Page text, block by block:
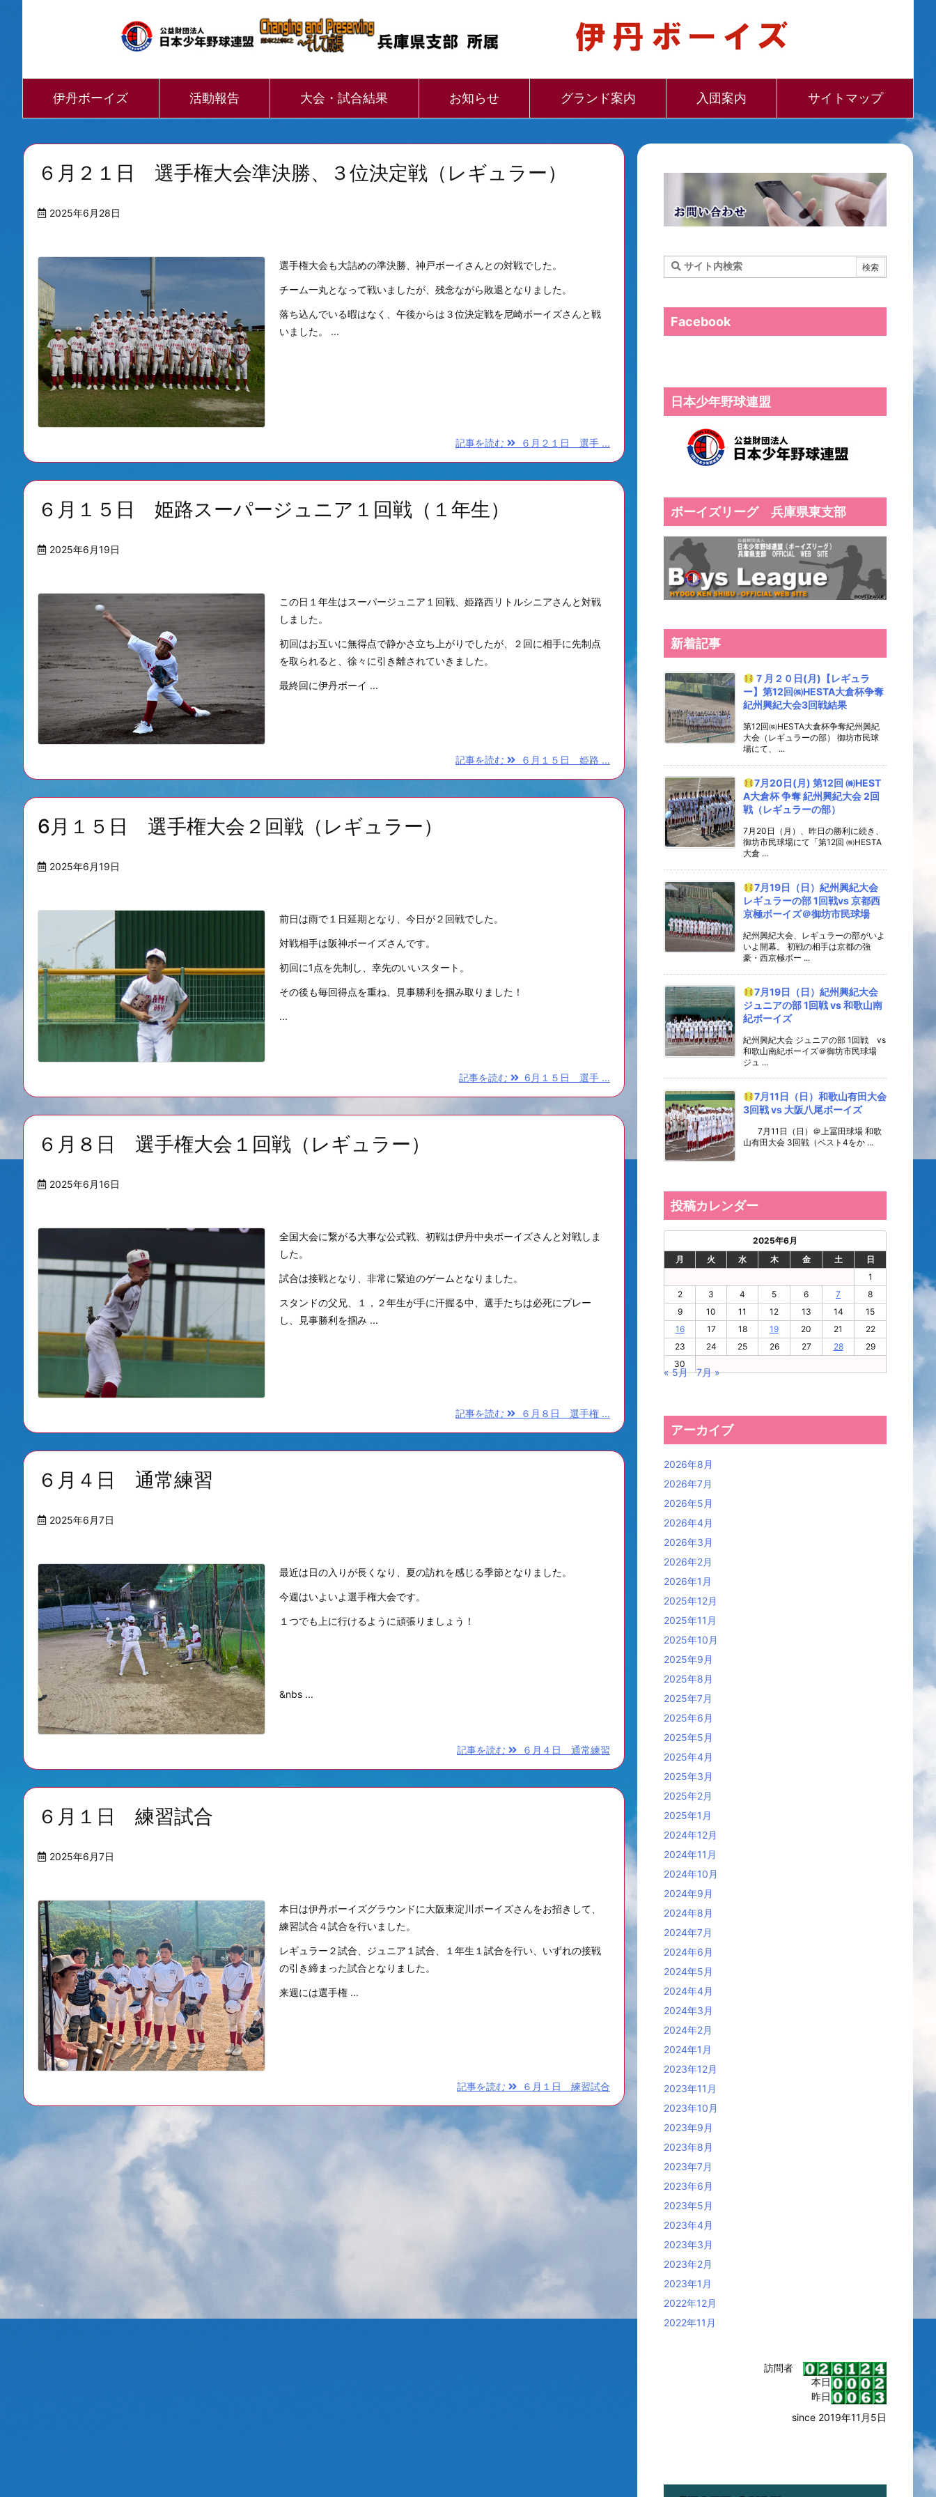
伊丹ボーイズ 活動報告 大会・試合結果 お知らせ グランド案内 入団案内 サイトマップ
６月２１日 選手権大会準決勝、３位決定戦（レギュラー）
2025年6月28日
選手権大会も大詰めの準決勝、神戸ボーイさんとの対戦でした。
チーム一丸となって戦いましたが、残念ながら敗退となりました。
落ち込んでいる暇はなく、午後からは３位決定戦を尼崎ボーイズさんと戦
いました。 ...
記事を読む ６月２１日 選手 ...
６月１５日 姫路スーパージュニア１回戦（１年生）
2025年6月19日
この日１年生はスーパージュニア１回戦、姫路西リトルシニアさんと対戦
しました。
初回はお互いに無得点で静かさ立ち上がりでしたが、２回に相手に先制点
を取られると、徐々に引き離されていきました。
最終回に伊丹ボーイ ...
記事を読む ６月１５日 姫路 ...
6月１５日 選手権大会２回戦（レギュラー）
2025年6月19日
前日は雨で１日延期となり、今日が２回戦でした。
対戦相手は阪神ボーイズさんです。
初回に1点を先制し、幸先のいいスタート。
その後も毎回得点を重ね、見事勝利を掴み取りました！
...
記事を読む 6月１５日 選手 ...
６月８日 選手権大会１回戦（レギュラー）
2025年6月16日
全国大会に繋がる大事な公式戦、初戦は伊丹中央ボーイズさんと対戦しま
した。
試合は接戦となり、非常に緊迫のゲームとなりました。
スタンドの父兄、１，２年生が手に汗握る中、選手たちは必死にプレー
し、見事勝利を掴み ...
記事を読む ６月８日 選手権 ...
６月４日 通常練習
2025年6月7日
最近は日の入りが長くなり、夏の訪れを感じる季節となりました。
今週はいよいよ選手権大会です。
１つでも上に行けるように頑張りましょう！
&nbs ...
記事を読む ６月４日 通常練習
６月１日 練習試合
2025年6月7日
本日は伊丹ボーイズグラウンドに大阪東淀川ボーイズさんをお招きして、
練習試合４試合を行いました。
レギュラー２試合、ジュニア１試合、１年生１試合を行い、いずれの接戦
の引き締まった試合となりました。
来週には選手権 ...
記事を読む ６月１日 練習試合
Facebook
日本少年野球連盟
ボーイズリーグ 兵庫県東支部
新着記事
７月２０日(月)【レギュラ
ー】第12回㈱HESTA大倉杯争奪
紀州興紀大会3回戦結果
第12回㈱HESTA大倉杯争奪紀州興紀
大会（レギュラーの部） 御坊市民球
場にて、 ...
7月20日(月) 第12回 ㈱HEST
A大倉杯 争奪 紀州興紀大会 2回
戦（レギュラーの部）
7月20日（月）、昨日の勝利に続き、
御坊市民球場にて「第12回 ㈱HESTA
大倉 ...
7月19日（日）紀州興紀大会
レギュラーの部 1回戦vs 京都西
京極ボーイズ＠御坊市民球場
紀州興紀大会、レギュラーの部がいよ
いよ開幕。 初戦の相手は京都の強
豪・西京極ボー ...
7月19日（日）紀州興紀大会
ジュニアの部 1回戦 vs 和歌山南
紀ボーイズ
紀州興紀大会 ジュニアの部 1回戦 vs
和歌山南紀ボーイズ＠御坊市民球場
ジュ ...
7月11日（日）和歌山有田大会
3回戦 vs 大阪八尾ボーイズ
7月11日（日）＠上冨田球場 和歌
山有田大会 3回戦（ベスト4をか ...
投稿カレンダー
2025年6月
月
火 水 木 金 土
日
1
2
3 4 5 6 7
8
9
10 11 12 13 14
15
16
17 18 19 20 21
22
23
24 25 26 27 28
29
30
« 5月 7月 »
アーカイブ
2026年8月
2026年7月
2026年5月
2026年4月
2026年3月
2026年2月
2026年1月
2025年12月
2025年11月
2025年10月
2025年9月
2025年8月
2025年7月
2025年6月
2025年5月
2025年4月
2025年3月
2025年2月
2025年1月
2024年12月
2024年11月
2024年10月
2024年9月
2024年8月
2024年7月
2024年6月
2024年5月
2024年4月
2024年3月
2024年2月
2024年1月
2023年12月
2023年11月
2023年10月
2023年9月
2023年8月
2023年7月
2023年6月
2023年5月
2023年4月
2023年3月
2023年2月
2023年1月
2022年12月
2022年11月
訪問者
本日
昨日
since 2019年11月5日